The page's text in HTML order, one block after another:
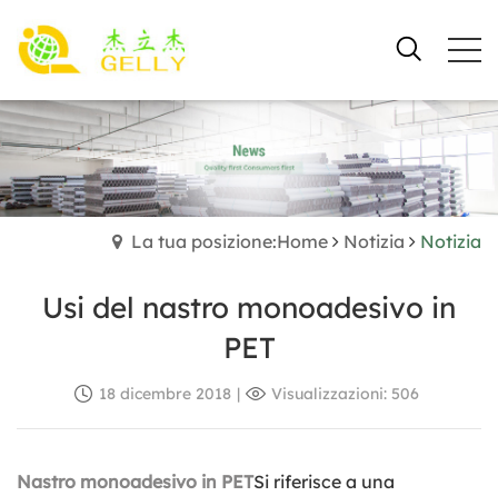
La tua posizione:Home Notizia Notizia
Usi del nastro monoadesivo in
PET
18 dicembre 2018 | Visualizzazioni: 506
Nastro monoadesivo in PETSi riferisce a una